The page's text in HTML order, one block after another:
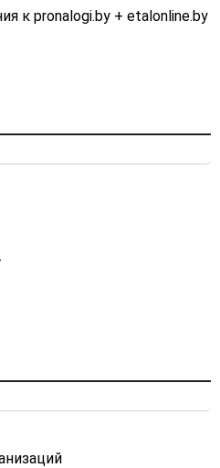
к pronalogi.by + etalonline.by